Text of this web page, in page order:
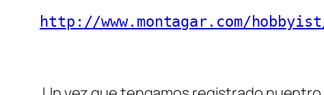
http://www.montagar.com/